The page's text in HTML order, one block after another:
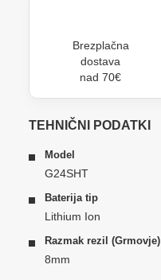
Brezplačna
dostava
nad 70€
TEHNIČNI PODATKI
Model
G24SHT
Baterija tip
Lithium Ion
Razmak rezil (Grmovje)
8mm